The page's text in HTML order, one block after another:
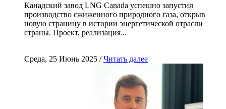
Канадский завод LNG Canada успешно запустил
производство сжиженного природного газа, открыв
новую страницу в истории энергетической отрасли
страны. Проект, реализация...
Среда, 25 Июнь 2025 /Читать далее